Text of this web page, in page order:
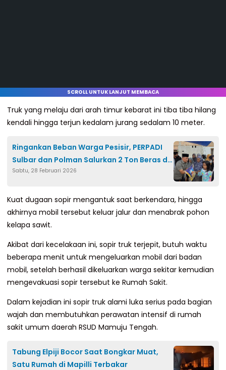
SCROLL UNTUK LANJUT MEMBACA
Truk yang melaju dari arah timur kebarat ini tiba tiba hilang
kendali hingga terjun kedalam jurang sedalam 10 meter.
Ringankan Beban Warga Pesisir, PERPADI
Sulbar dan Polman Salurkan 2 Ton Beras di
Bulan Ramadan
Sabtu, 28 Februari 2026
Kuat dugaan sopir mengantuk saat berkendara, hingga
akhirnya mobil tersebut keluar jalur dan menabrak pohon
kelapa sawit.
Akibat dari kecelakaan ini, sopir truk terjepit, butuh waktu
beberapa menit untuk mengeluarkan mobil dari badan
mobil, setelah berhasil dikeluarkan warga sekitar kemudian
mengevakuasi sopir tersebut ke Rumah Sakit.
Dalam kejadian ini sopir truk alami luka serius pada bagian
wajah dan membutuhkan perawatan intensif di rumah
sakit umum daerah RSUD Mamuju Tengah.
Tabung Elpiji Bocor Saat Bongkar Muat,
Satu Rumah di Mapilli Terbakar